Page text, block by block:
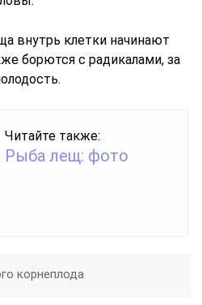
внутрь клетки начинают
борются с радикалами, за
Читайте также:
Рыба лещ: фото
корнеплода